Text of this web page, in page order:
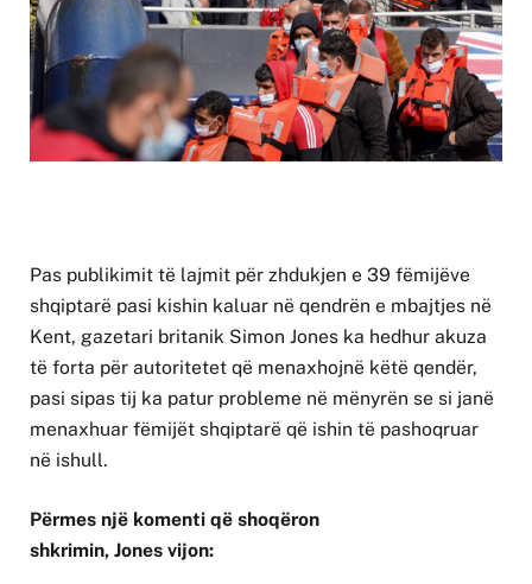
Pas publikimit të lajmit për zhdukjen e 39 fëmijëve
shqiptarë pasi kishin kaluar në qendrën e mbajtjes në
Kent, gazetari britanik Simon Jones ka hedhur akuza
të forta për autoritetet që menaxhojnë këtë qendër,
pasi sipas tij ka patur probleme në mënyrën se si janë
menaxhuar fëmijët shqiptarë që ishin të pashoqruar
në ishull.
Përmes një komenti që shoqëron
shkrimin, Jones vijon: